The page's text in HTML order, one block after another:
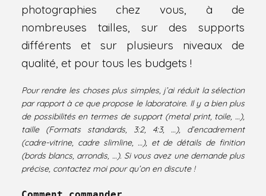
photographies chez vous, à de
nombreuses tailles, sur des supports
différents et sur plusieurs niveaux de
qualité, et pour tous les budgets !
Pour rendre les choses plus simples, j’ai réduit la sélection
par rapport à ce que propose le laboratoire. Il y a bien plus
de possibilités en termes de support (metal print, toile, …),
taille (Formats standards, 3:2, 4:3, …), d’encadrement
(cadre-vitrine, cadre slimline, …), et de détails de finition
(bords blancs, arrondis, …). Si vous avez une demande plus
précise, contactez moi pour qu’on en discute !